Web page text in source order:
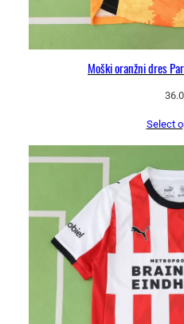
Moški oranžni dres
36.0
Select